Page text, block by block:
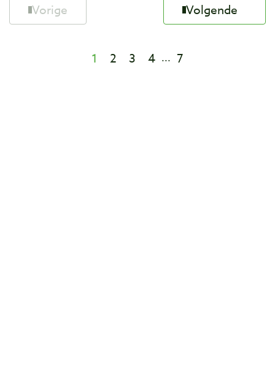
Vorige
1 2 3 4 ... 7
Volgende